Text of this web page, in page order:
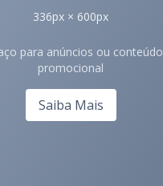
336px × 600px
para anúncios ou conteúdo
promocional
Saiba Mais